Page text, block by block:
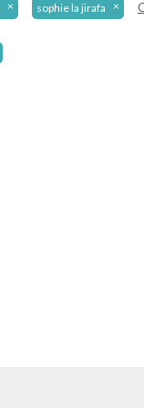
sophie la jirafa